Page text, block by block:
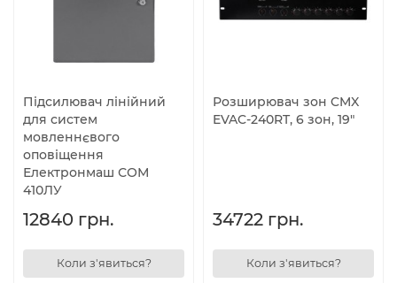
Підсилювач лінійний
для систем
мовленнєвого
оповіщення
Електронмаш СОМ
410ЛУ
12840 грн.
Коли з'явиться?
Розширювач зон CMX
EVAC-240RT, 6 зон, 19"
34722 грн.
Коли з'явиться?